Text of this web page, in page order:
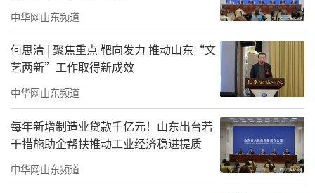
中华网山东频道
何思清 | 聚焦重点 靶向发力 推动山东“文
艺两新”工作取得新成效
中华网山东频道
每年新增制造业贷款千亿元！山东出台若
干措施助企帮扶推动工业经济稳进提质
中华网山东频道